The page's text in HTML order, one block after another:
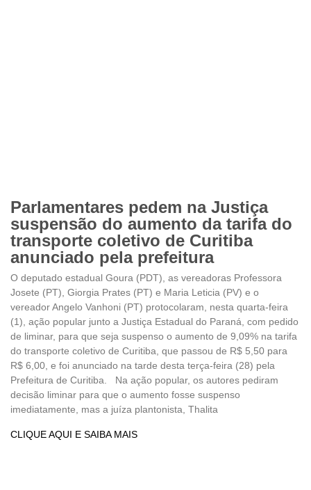
Parlamentares pedem na Justiça
suspensão do aumento da tarifa do
transporte coletivo de Curitiba
anunciado pela prefeitura
O deputado estadual Goura (PDT), as vereadoras Professora
Josete (PT), Giorgia Prates (PT) e Maria Leticia (PV) e o
vereador Angelo Vanhoni (PT) protocolaram, nesta quarta-feira
(1), ação popular junto a Justiça Estadual do Paraná, com pedido
de liminar, para que seja suspenso o aumento de 9,09% na tarifa
do transporte coletivo de Curitiba, que passou de R$ 5,50 para
R$ 6,00, e foi anunciado na tarde desta terça-feira (28) pela
Prefeitura de Curitiba. Na ação popular, os autores pediram
decisão liminar para que o aumento fosse suspenso
imediatamente, mas a juíza plantonista, Thalita
CLIQUE AQUI E SAIBA MAIS